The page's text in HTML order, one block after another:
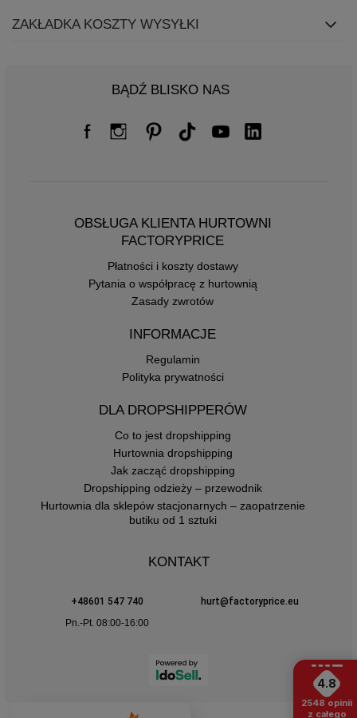
ZAKŁADKA KOSZTY WYSYŁKI
BĄDŹ BLISKO NAS
OBSŁUGA KLIENTA HURTOWNI
FACTORYPRICE
Płatności i koszty dostawy
Pytania o współpracę z hurtownią
Zasady zwrotów
INFORMACJE
Regulamin
Polityka prywatności
DLA DROPSHIPPERÓW
Co to jest dropshipping
Hurtownia dropshipping
Jak zacząć dropshipping
Dropshipping odzieży – przewodnik
Hurtownia dla sklepów stacjonarnych – zaopatrzenie
butiku od 1 sztuki
KONTAKT
+48601 547 740
hurt@factoryprice.eu
Pn.-Pt. 08:00-16:00
4.8
2548 opinii
z całego